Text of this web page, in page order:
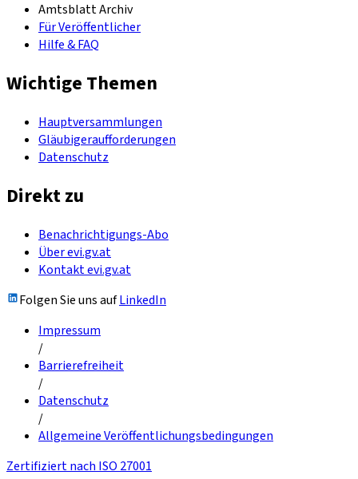
Amtsblatt Archiv
Für Veröffentlicher
Hilfe & FAQ
Wichtige Themen
Hauptversammlungen
Gläubigeraufforderungen
Datenschutz
Direkt zu
Benachrichtigungs-Abo
Über evi.gv.at
Kontakt evi.gv.at
Folgen Sie uns aufLinkedIn
Impressum
/
Barrierefreiheit
/
Datenschutz
/
Allgemeine Veröffentlichungsbedingungen
Zertifiziert nach ISO 27001